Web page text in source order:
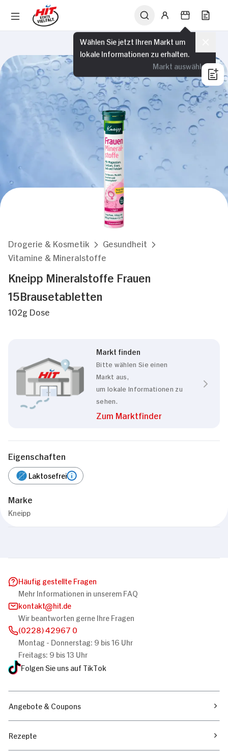
Wählen Sie jetzt Ihren Markt um
lokale Informationen zu erhalten.
Markt auswählen
Drogerie & Kosmetik
Gesundheit
Vitamine & Mineralstoffe
Kneipp Mineralstoffe Frauen
15Brausetabletten
102g Dose
Markt finden
Bitte wählen Sie einen
Markt aus,
um lokale Informationen zu
sehen.
Zum Marktfinder
Eigenschaften
Laktosefrei
Marke
Kneipp
Häufig gestellte Fragen
Mehr Informationen in unserem FAQ
kontakt
hit.de
Wir beantworten gerne Ihre Fragen
(0228) 42967 0
Montag - Donnerstag: 9 bis 16 Uhr
Freitags: 9 bis 13 Uhr
Folgen Sie uns auf TikTok
Angebote & Coupons
Rezepte